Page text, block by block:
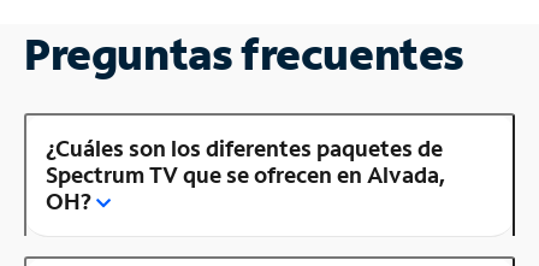
Preguntas frecuentes
¿Cuáles son los diferentes paquetes de
Spectrum TV que se ofrecen en Alvada,
OH?